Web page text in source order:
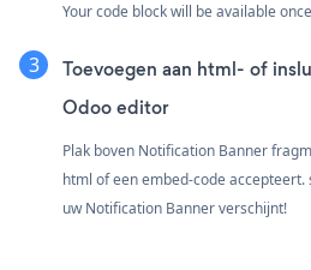
Your code block will be available
Toevoegen aan html- of
Odoo editor
Plak boven Notification Banner
html of een embed-code
uw Notification Banner verschijnt!